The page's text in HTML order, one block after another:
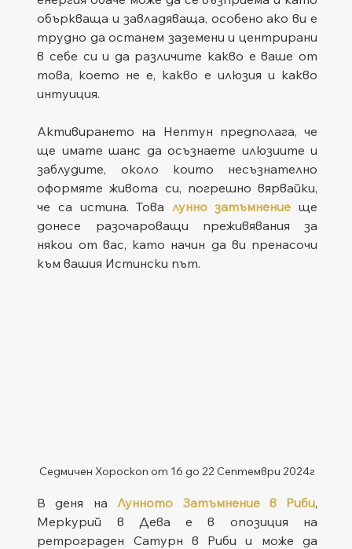
объркваща и завладяваща, особено ако ви е
трудно да останем заземени и центрирани
в себе си и да различите какво е ваше от
това, което не е, какво е илюзия и какво
интуиция.
Активирането на Нептун предполага, че
ще имате шанс да осъзнаете илюзиите и
заблудите, около които несъзнателно
оформяте живота си, погрешно вярвайки,
че са истина. Това лунно затъмнение ще
донесе разочароващи преживявания за
някои от вас, като начин да ви пренасочи
към вашия Истински път.
Седмичен Хороскоп от 16 до 22 Септември 2024г
В деня на Лунното Затъмнение в Риби,
Меркурий в Дева е в опозиция на
ретрограден Сатурн в Риби и може да